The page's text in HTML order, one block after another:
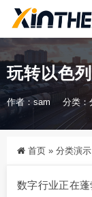
玩转以色
作者：sam 分类：
首页 » 分类演示
数字行业正在